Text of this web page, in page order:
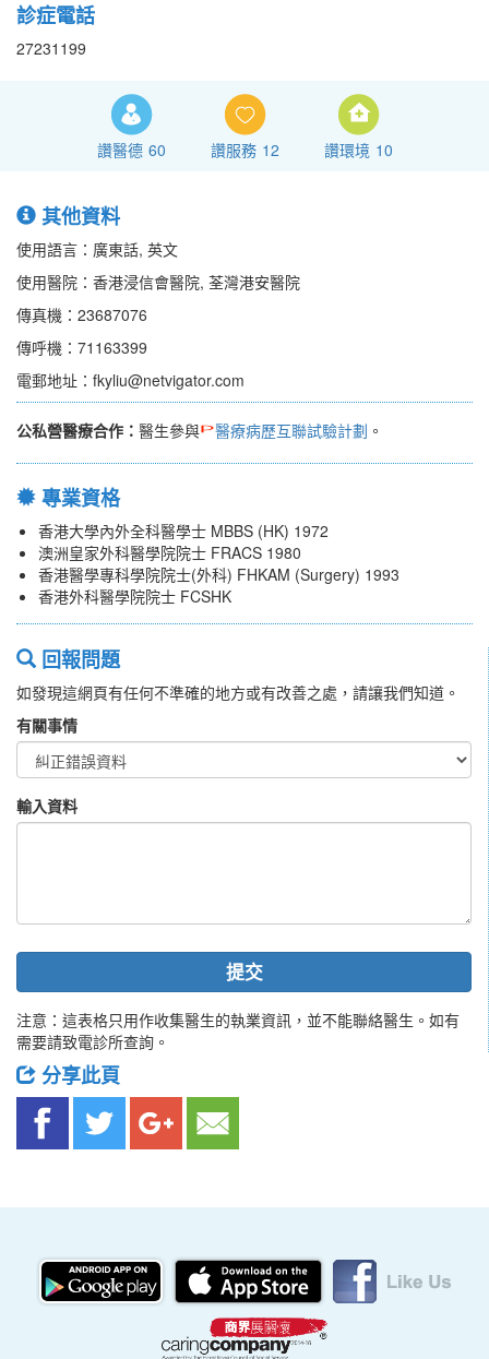
診症電話
27231199
讚醫德 60 讚服務 12 讚環境 10
其他資料
使用語言：廣東話, 英文
使用醫院：香港浸信會醫院, 荃灣港安醫院
傳真機：23687076
傳呼機：71163399
電郵地址：fkyliu@netvigator.com
公私營醫療合作： 醫生參與 醫療病歷互聯試驗計劃 。
專業資格
香港大學內外全科醫學士 MBBS (HK) 1972
澳洲皇家外科醫學院院士 FRACS 1980
香港醫學專科學院院士(外科) FHKAM (Surgery) 1993
香港外科醫學院院士 FCSHK
回報問題
如發現這網頁有任何不準確的地方或有改善之處，請讓我們知道。
有關事情
輸入資料
提交
注意：這表格只用作收集醫生的執業資訊，並不能聯絡醫生。如有
需要請致電診所查詢。
分享此頁